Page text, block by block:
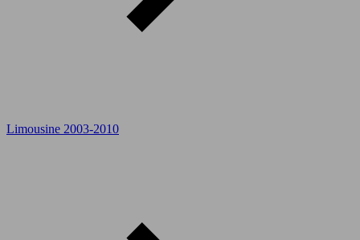
Limousine 2003-2010